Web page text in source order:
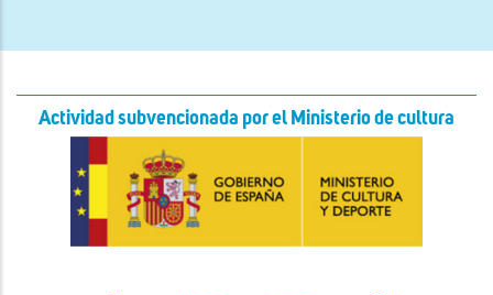
Actividad subvencionada por el Ministerio de cultura